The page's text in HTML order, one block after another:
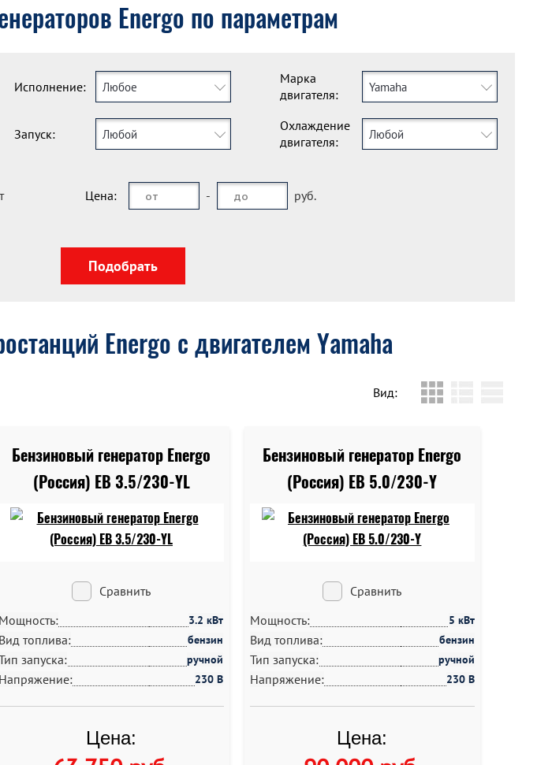
Energo по параметрам
Исполнение: Любое
Марка
двигателя:
Yamaha
Запуск: Любой
Охлаждение
двигателя:
Любой
Цена: - руб.
Energo с двигателем Yamaha
Вид:
Бензиновый генератор Energo
(Россия) EB 3.5/230-YL
Сравнить
Мощность:
3.2 кВт
Вид топлива: бензин
запуска: ручной
Напряжение: 230 В
Цена:
Бензиновый генератор Energo
(Россия) EB 5.0/230-Y
Сравнить
Мощность:
5 кВт
Вид топлива: бензин
Тип запуска: ручной
Напряжение: 230 В
Цена: